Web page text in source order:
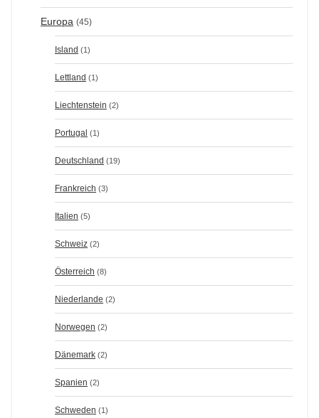
Europa (45)
Island (1)
Lettland (1)
Liechtenstein (2)
Portugal (1)
Deutschland (19)
Frankreich (3)
Italien (5)
Schweiz (2)
Österreich (8)
Niederlande (2)
Norwegen (2)
Dänemark (2)
Spanien (2)
Schweden (1)